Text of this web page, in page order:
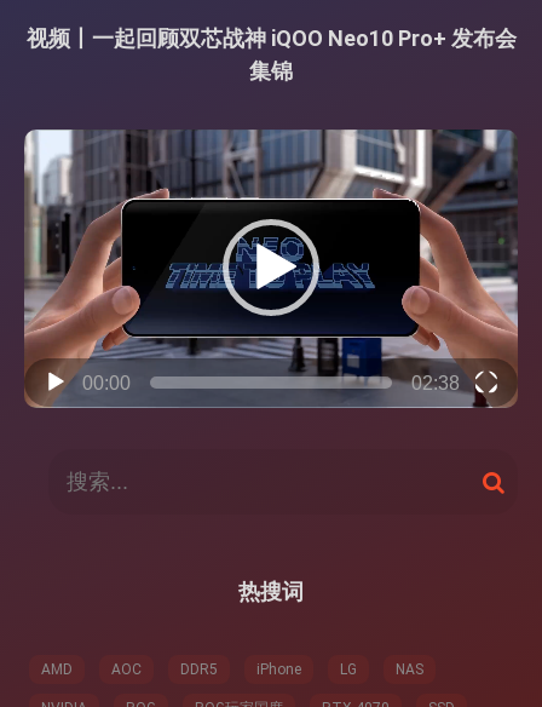
视频丨一起回顾双芯战神 iQOO Neo10 Pro+ 发布会
集锦
视
频
播
放
00:00 02:38
搜
索
热搜词
AMD AOC DDR5 iPhone LG NAS